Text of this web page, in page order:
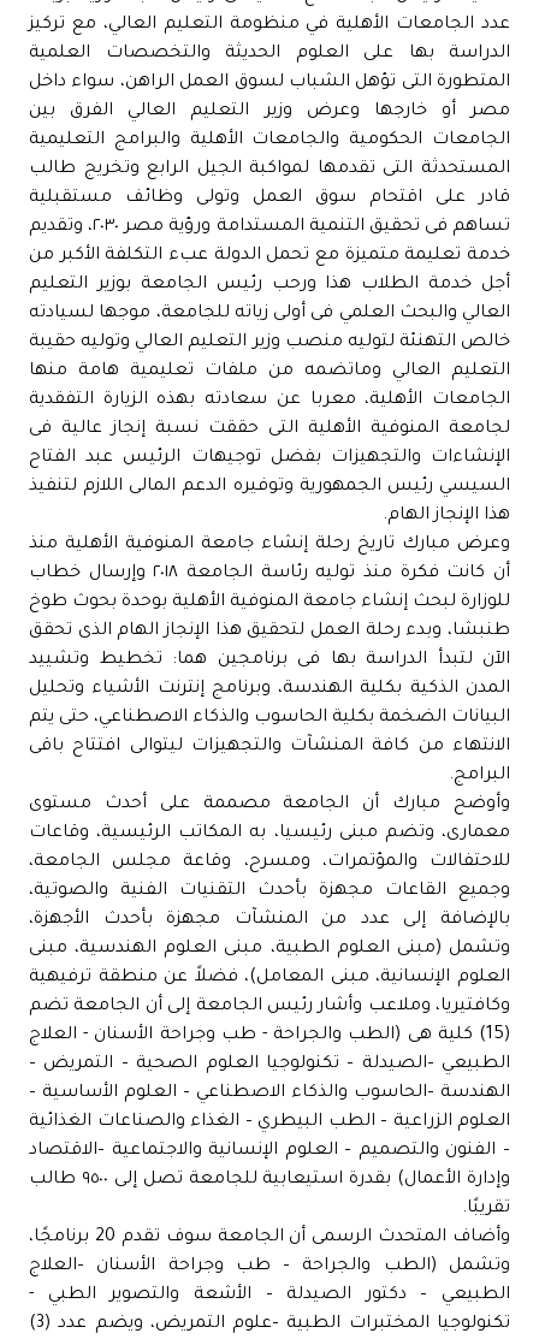
عدد الجامعات الأهلية في منظومة التعليم العالي، مع تركيز
الدراسة بها على العلوم الحديثة والتخصصات العلمية
المتطورة التى تؤهل الشباب لسوق العمل الراهن، سواء داخل
مصر أو خارجها وعرض وزير التعليم العالي الفرق بين
الجامعات الحكومية والجامعات الأهلية والبرامج التعليمية
المستحدثة التى تقدمها لمواكبة الجيل الرابع وتخريج طالب
قادر على اقتحام سوق العمل وتولى وظائف مستقبلية
تساهم فى تحقيق التنمية المستدامة ورؤية مصر ٢٠٣٠، وتقديم
خدمة تعليمة متميزة مع تحمل الدولة عبء التكلفة الأكبر من
أجل خدمة الطلاب هذا ورحب رئيس الجامعة بوزير التعليم
العالي والبحث العلمي فى أولى زياته للجامعة، موجها لسيادته
خالص التهنئة لتوليه منصب وزير التعليم العالي وتوليه حقيبة
التعليم العالي وماتضمه من ملفات تعليمية هامة منها
الجامعات الأهلية، معربا عن سعادته بهذه الزيارة التفقدية
لجامعة المنوفية الأهلية التى حققت نسبة إنجاز عالية فى
الإنشاءات والتجهيزات بفضل توجيهات الرئيس عبد الفتاح
السيسي رئيس الجمهورية وتوفيره الدعم المالى اللازم لتنفيذ
هذا الإنجاز الهام.
وعرض مبارك تاريخ رحلة إنشاء جامعة المنوفية الأهلية منذ
أن كانت فكرة منذ توليه رئاسة الجامعة ٢٠١٨ وإرسال خطاب
للوزارة لبحث إنشاء جامعة المنوفية الأهلية بوحدة بحوث طوخ
طنبشا، وبدء رحلة العمل لتحقيق هذا الإنجاز الهام الذى تحقق
الآن لتبدأ الدراسة بها فى برنامجين هما: تخطيط وتشييد
المدن الذكية بكلية الهندسة، وبرنامج إنترنت الأشياء وتحليل
البيانات الضخمة بكلية الحاسوب والذكاء الاصطناعي، حتى يتم
الانتهاء من كافة المنشآت والتجهيزات ليتوالى افتتاح باقى
البرامج.
وأوضح مبارك أن الجامعة مصممة على أحدث مستوى
معمارى، وتضم مبنى رئيسيا، به المكاتب الرئيسية، وقاعات
للاحتفالات والمؤتمرات، ومسرح، وقاعة مجلس الجامعة،
وجميع القاعات مجهزة بأحدث التقنيات الفنية والصوتية،
بالإضافة إلى عدد من المنشآت مجهزة بأحدث الأجهزة،
وتشمل (مبنى العلوم الطبية، مبنى العلوم الهندسية، مبنى
العلوم الإنسانية، مبنى المعامل)، فضلاً عن منطقة ترفيهية
وكافتيريا، وملاعب وأشار رئيس الجامعة إلى أن الجامعة تضم
(15) كلية هى (الطب والجراحة - طب وجراحة الأسنان - العلاج
الطبيعي –الصيدلة – تكنولوجيا العلوم الصحية – التمريض –
الهندسة –الحاسوب والذكاء الاصطناعي – العلوم الأساسية –
العلوم الزراعية – الطب البيطري – الغذاء والصناعات الغذائية
– الفنون والتصميم – العلوم الإنسانية والاجتماعية –الاقتصاد
وإدارة الأعمال) بقدرة استيعابية للجامعة تصل إلى ٩٥٠٠ طالب
تقريبًا.
وأضاف المتحدث الرسمى أن الجامعة سوف تقدم 20 برنامجًا،
وتشمل (الطب والجراحة – طب وجراحة الأسنان –العلاج
الطبيعي – دكتور الصيدلة – الأشعة والتصوير الطبي -
تكنولوجيا المختبرات الطبية –علوم التمريض، ويضم عدد (3)